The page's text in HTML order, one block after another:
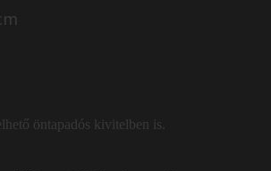
öntapadós kivitelben is.